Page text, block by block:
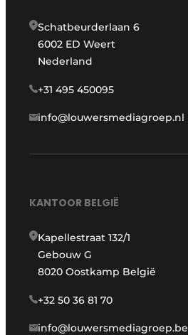
Schatbeurderlaan 6
6002 ED Weert
Nederland
+31 495 450095
info@louwersmediagroep.nl
KANTOOR BELGIË
Kapellestraat 132/1
Gebouw G
8020 Oostkamp België
+32 50 36 81 70
info@louwersmediagroep.be